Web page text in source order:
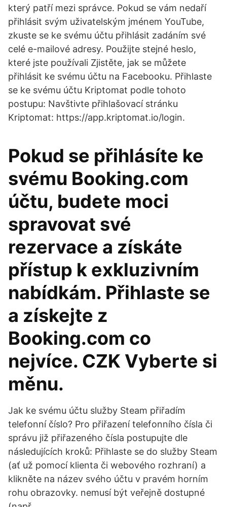
který patří mezi správce. Pokud se vám nedaří
přihlásit svým uživatelským jménem YouTube,
zkuste se ke svému účtu přihlásit zadáním své
celé e-mailové adresy. Použijte stejné heslo,
které jste používali Zjistěte, jak se můžete
přihlásit ke svému účtu na Facebooku. Přihlaste
se ke svému účtu Kriptomat podle tohoto
postupu: Navštivte přihlašovací stránku
Kriptomat: https://app.kriptomat.io/login.
Pokud se přihlásíte ke
svému Booking.com
účtu, budete moci
spravovat své
rezervace a získáte
přístup k exkluzivním
nabídkám. Přihlaste se
a získejte z
Booking.com co
nejvíce. CZK Vyberte si
měnu.
Jak ke svému účtu služby Steam přiřadím
telefonní číslo? Pro přiřazení telefonního čísla či
správu již přiřazeného čísla postupujte dle
následujících kroků: Přihlaste se do služby Steam
(ať už pomocí klienta či webového rozhraní) a
klikněte na název svého účtu v pravém horním
rohu obrazovky. nemusí být veřejně dostupné